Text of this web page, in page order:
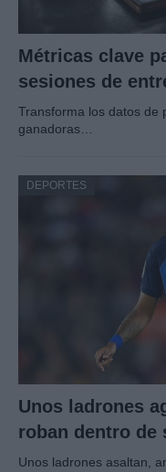
Métricas clave
sesiones de
Transforma los datos de
ganadoras…
DEPORTES
Unos ladrones
roban dentro de
Unos ladrones asaltan,